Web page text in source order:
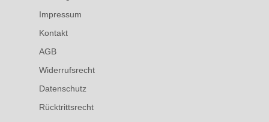
Impressum
Kontakt
AGB
Widerrufsrecht
Datenschutz
Rücktrittsrecht